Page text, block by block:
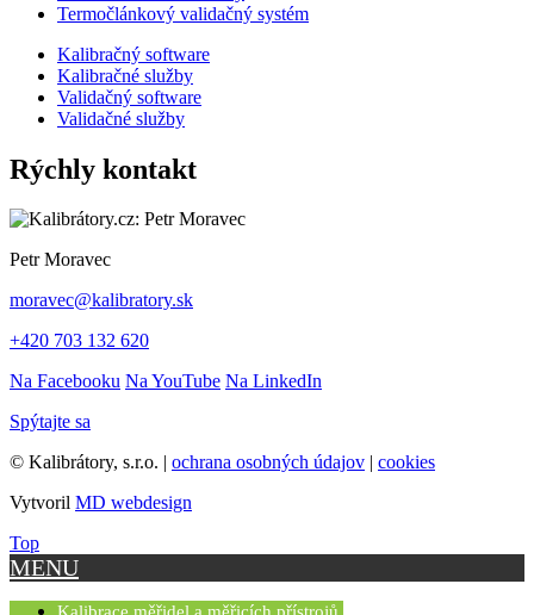
Termočlánkový validačný systém
Kalibračný software
Kalibračné služby
Validačný software
Validačné služby
Rýchly kontakt
Petr Moravec
moravec@kalibratory.sk
+420 703 132 620
Na Facebooku Na YouTube Na LinkedIn
Spýtajte sa
© Kalibrátory, s.r.o. | ochrana osobných údajov | cookies
Vytvoril MD webdesign
Top
MENU